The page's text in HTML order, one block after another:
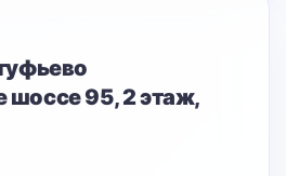
шоссе 95, 2 этаж,